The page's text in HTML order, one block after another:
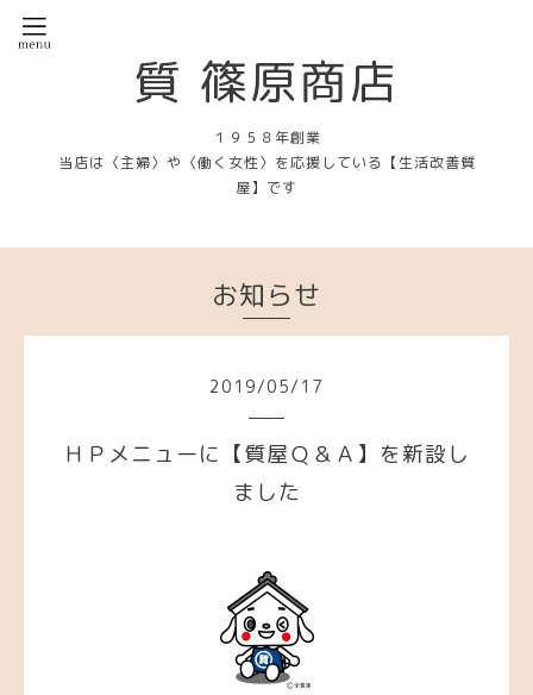
質 篠原商店
１９５８年創業
当店は〈主婦〉や〈働く女性〉を応援している【生活改善質
屋】です
お知らせ
2019/05/ 17
ＨＰメニューに【質屋Ｑ＆Ａ】を新設し
ました